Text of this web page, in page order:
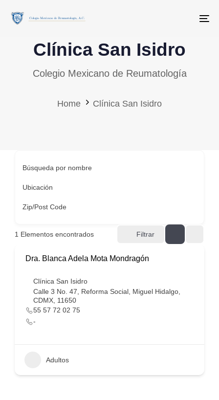
links
navigationClínica San Isidro
Colegio Mexicano de Reumatología
Home Clínica San Isidro
Búsqueda por nombre
Ubicación
Zip/Post Code
1 Elementos encontrados Filtrar
Dra. Blanca Adela Mota Mondragón
Clínica San Isidro
Calle 3 No. 47, Reforma Social, Miguel Hidalgo,
CDMX, 11650
55 57 72 02 75
-
Adultos